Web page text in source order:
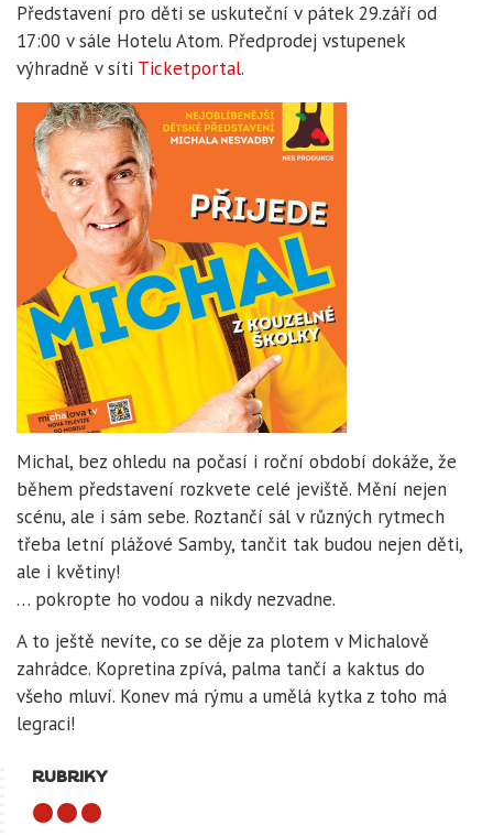
Představení pro děti se uskuteční v pátek 29.září od
17:00 v sále Hotelu Atom. Předprodej vstupenek
výhradně v síti Ticketportal.
Michal, bez ohledu na počasí i roční období dokáže, že
během představení rozkvete celé jeviště. Mění nejen
scénu, ale i sám sebe. Roztančí sál v různých rytmech
třeba letní plážové Samby, tančit tak budou nejen děti,
ale i květiny!
… pokropte ho vodou a nikdy nezvadne.
A to ještě nevíte, co se děje za plotem v Michalově
zahrádce. Kopretina zpívá, palma tančí a kaktus do
všeho mluví. Konev má rýmu a umělá kytka z toho má
legraci!
RUBRIKY